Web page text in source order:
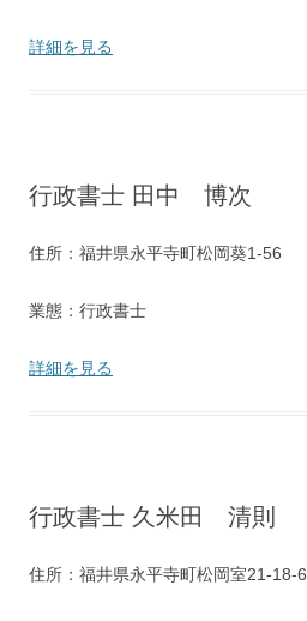
詳細を見る
行政書士 田中 博次
住所：福井県永平寺町松岡葵1-56
業態：行政書士
詳細を見る
行政書士 久米田 清則
住所：福井県永平寺町松岡室21-18-6